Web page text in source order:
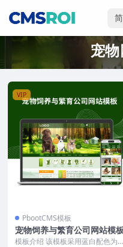
选
宠
VIP
PbootCMS模板
宠物饲养与繁育公司网站模板
模板介绍 该模板采用蓝白配色为